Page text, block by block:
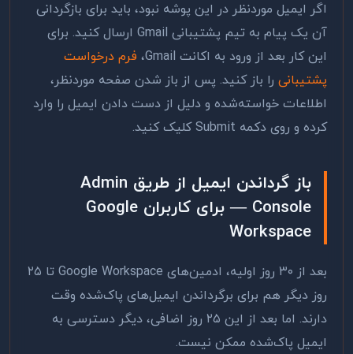
اگر ایمیل موردنظر در این پوشه نبود، باید برای بازگردانی
آن یک پیام به تیم پشتیبانی Gmail ارسال کنید. برای
این کار بعد از ورود به اکانت Gmail،
فرم درخواست
پشتیبانی را باز کنید. پس از باز شدن صفحه موردنظر،
اطلاعات خواسته‌شده و دلیل از دست دادن ایمیل را وارد
کرده و روی دکمه Submit کلیک کنید.
باز گرداندن ایمیل از طریق Admin
Console — برای کاربران Google
Workspace
بعد از ۳۰ روز اولیه، ادمین‌های Google Workspace تا ۲۵
روز دیگر هم برای برگرداندن ایمیل‌های پاک‌شده وقت
دارند. اما بعد از این ۲۵ روز اضافی، دیگر دسترسی به
ایمیل پاک‌شده ممکن نیست.